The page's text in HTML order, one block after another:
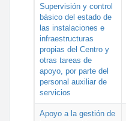
Supervisión y control
básico del estado de
las instalaciones e
infraestructuras
propias del Centro y
otras tareas de
apoyo, por parte del
personal auxiliar de
servicios
Apoyo a la gestión de